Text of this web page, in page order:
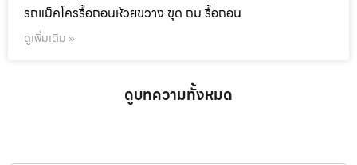
รถแม็คโครรื้อถอนห้วยขวาง ขุด ถม รื้อถอน
ดูเพิ่มเติม »
ดูบทความทั้งหมด